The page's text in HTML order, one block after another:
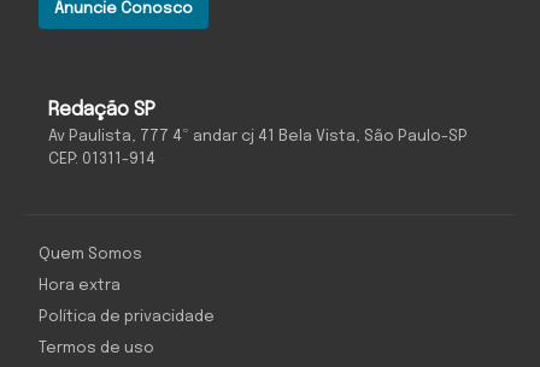
Redação SP
Av Paulista, 777 4º andar cj 41 Bela Vista, São Paulo-SP
CEP: 01311-914
Anuncie Conosco
Quem Somos
Hora extra
Política de privacidade
Termos de uso